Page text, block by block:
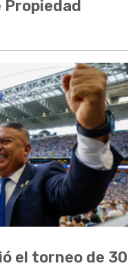
Propiedad
el torneo de 30